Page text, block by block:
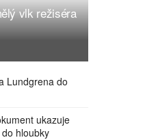
vlk režiséra
Lundgrena do
ukazuje
hloubky